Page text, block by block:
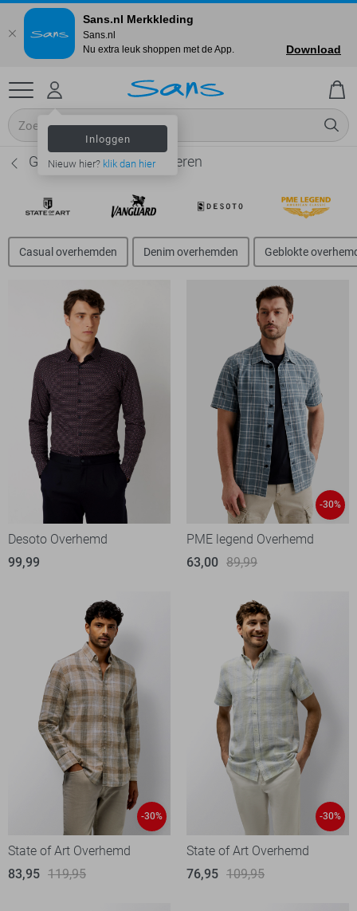
Inloggen
Nieuw hier? klik dan hier
Geruite overhemden - Heren
Casual overhemden Denim overhemden Geblokte
Desoto Overhemd
99,99
-30%
PME legend Overhemd
63,00 89,99
-30%
State of Art Overhemd
83,95 119,95
-30%
State of Art Overhemd
76,95 109,95
Sans.nl Merkkleding
Sans.nl
Nu extra leuk shoppen met de App.
Download